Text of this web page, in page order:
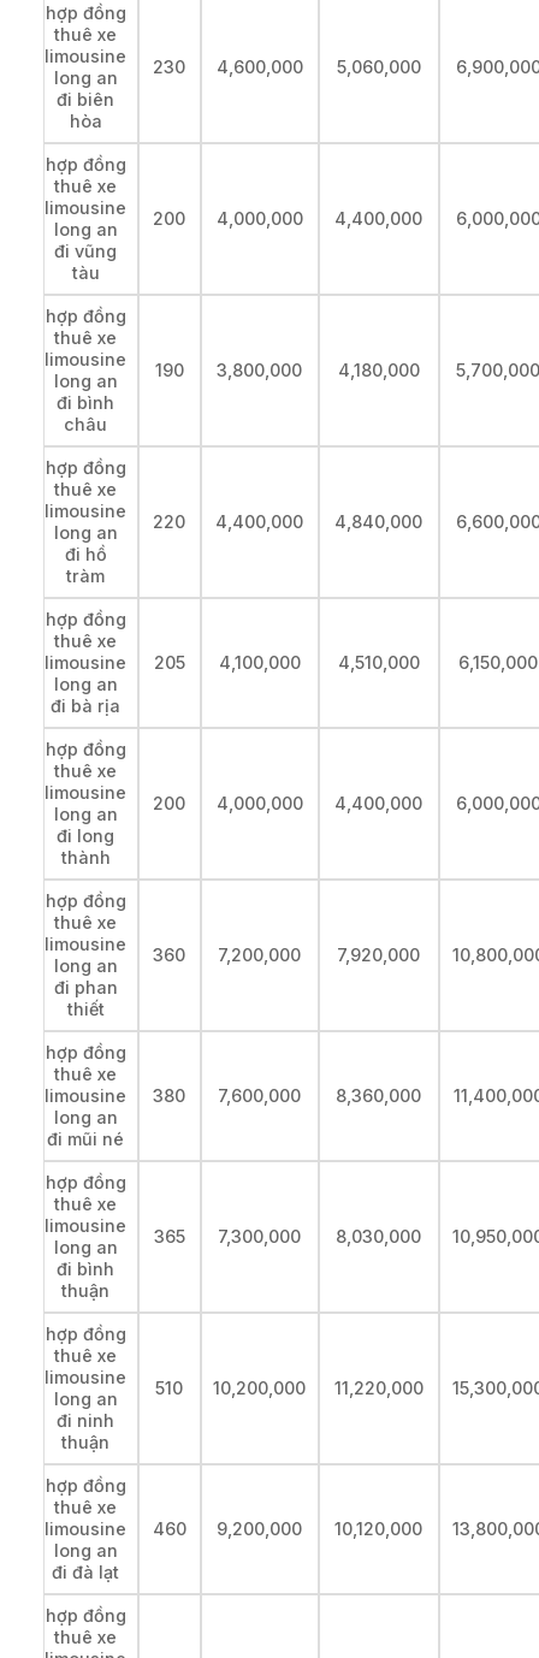
hợp đồng
thuê xe
limousine
long an
đi biên
hòa
230 4,600,000 5,060,000
hợp đồng
thuê xe
limousine
long an
đi vũng
tàu
200 4,000,000 4,400,000
hợp đồng
thuê xe
limousine
long an
đi bình
châu
190 3,800,000 4,180,000
hợp đồng
thuê xe
limousine
long an
đi hồ
tràm
220 4,400,000 4,840,000
hợp đồng
thuê xe
limousine
long an
đi bà rịa
205 4,100,000 4,510,000 6,150,000
hợp đồng
thuê xe
limousine
long an
đi long
thành
200 4,000,000 4,400,000
hợp đồng
thuê xe
limousine
long an
đi phan
thiết
360 7,200,000 7,920,000
hợp đồng
thuê xe
limousine
long an
đi mũi né
380 7,600,000 8,360,000
hợp đồng
thuê xe
limousine
long an
đi bình
thuận
365 7,300,000 8,030,000
hợp đồng
thuê xe
limousine
long an
đi ninh
thuận
510 10,200,000 11,220,000
hợp đồng
thuê xe
limousine
long an
đi đà lạt
460 9,200,000 10,120,000
hợp đồng
thuê xe